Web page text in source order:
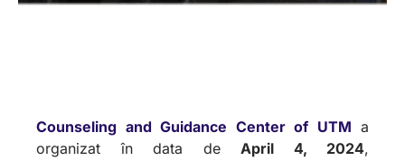
Counseling and Guidance Center of UTM a
organizat în data de April 4, 2024,